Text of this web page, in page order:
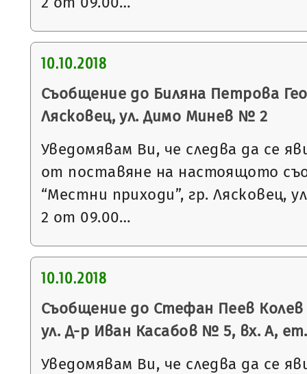
10.10.2018
Съобщение до Биляна Петрова
Лясковец, ул. Димо Минев № 2
Уведомявам Ви, че следва да се
от поставяне на настоящото
“Местни приходи”, гр. Лясковец,
2 от 09.00…
10.10.2018
Съобщение до Стефан Пеев Колев
ул. Д-р Иван Касабов № 5, вх. А,
Уведомявам Ви, че следва да се